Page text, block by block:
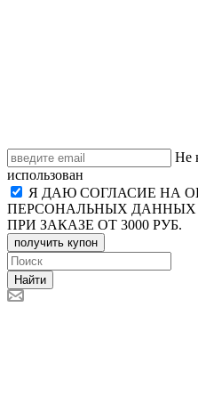
Не
использован
Я ДАЮ СОГЛАСИЕ НА
ПЕРСОНАЛЬНЫХ ДАННЫХ
ПРИ ЗАКАЗЕ ОТ 3000 РУБ.
получить купон
Найти